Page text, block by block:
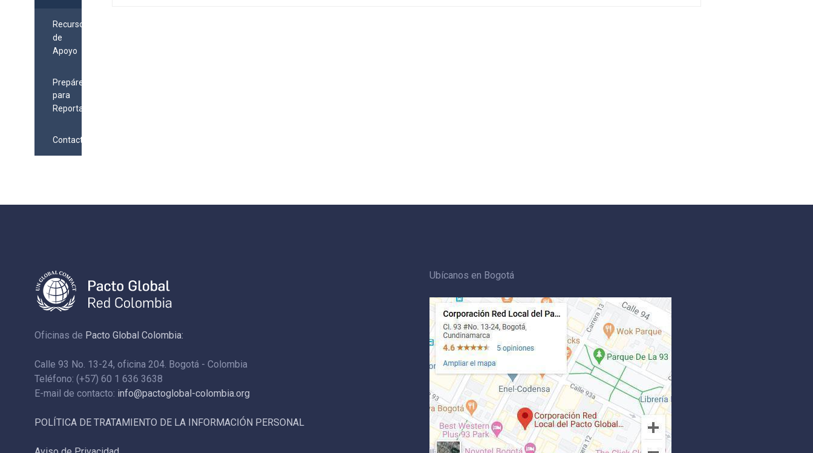
Recursos
de
Apoyo
Prepárese
para
Reportar
Contacto
Oficinas de Pacto Global Colombia:
Calle 93 No. 13-24, oficina 204. Bogotá - Colombia
Teléfono: (+57) 60 1 636 3638
E-mail de contacto: info@pactoglobal-colombia.org
POLÍTICA DE TRATAMIENTO DE LA INFORMACIÓN PERSONAL
Ubícanos en Bogotá